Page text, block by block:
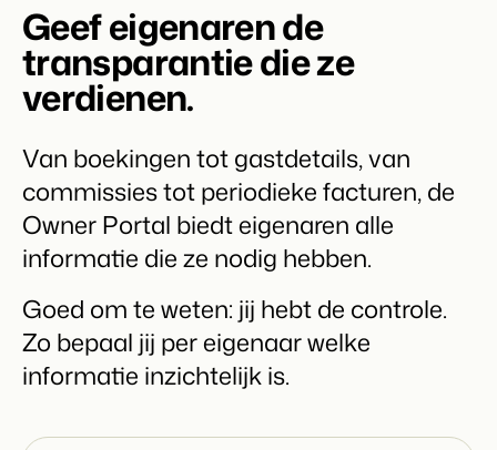
Geef eigenaren de
transparantie die ze
verdienen.
Van boekingen tot gastdetails, van
commissies tot periodieke facturen, de
Owner Portal biedt eigenaren alle
informatie die ze nodig hebben.
Goed om te weten: jij hebt de controle.
Zo bepaal jij per eigenaar welke
informatie inzichtelijk is.